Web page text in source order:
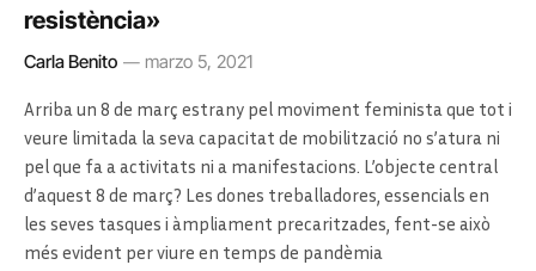
resistència»
Carla Benito marzo 5, 2021
Arriba un 8 de març estrany pel moviment feminista que tot i
veure limitada la seva capacitat de mobilització no s’atura ni
pel que fa a activitats ni a manifestacions. L’objecte central
d’aquest 8 de març? Les dones treballadores, essencials en
les seves tasques i àmpliament precaritzades, fent-se això
més evident per viure en temps de pandèmia